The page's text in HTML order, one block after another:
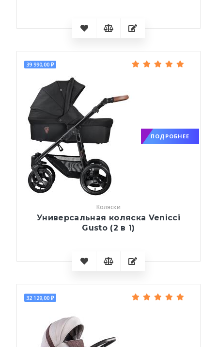
39 990,00 ₽
ПОДРОБНЕЕ
Коляски
Универсальная коляска Venicci
Gusto (2 в 1)
32 129,00 ₽